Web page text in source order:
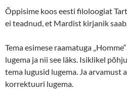
Õppisime koos eesti filoloogiat
ei teadnud, et Mardist kirjanik
Tema esimese raamatuga
lugema ja nii see läks. Isiklikel
tema lugusid lugema. Ja arvamust
korrektuuri lugema.